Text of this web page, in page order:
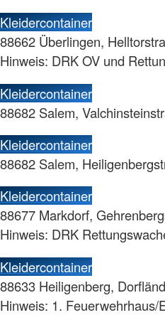
Kleidercontainer
88662 Überlingen,
Hinweis: DRK OV und
Kleidercontainer
88682 Salem,
Kleidercontainer
88682 Salem,
Kleidercontainer
88677 Markdorf,
Hinweis: DRK
Kleidercontainer
88633 Heiligenberg,
Hinweis: 1. Feuerwehrhaus/